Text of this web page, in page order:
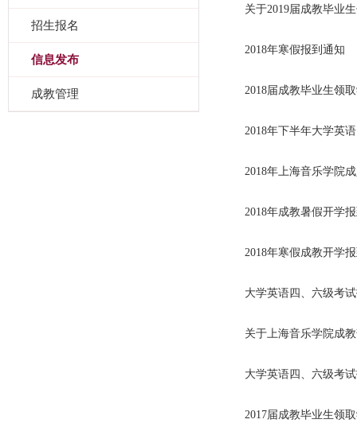
招生报名
信息发布
成教管理
关于2019届成教毕业
2018年寒假报到通知
2018届成教毕业生领
2018年下半年大学英
2018年上海音乐学院
2018年成教暑假开学
2018年寒假成教开学
大学英语四、六级考
关于上海音乐学院成
大学英语四、六级考
2017届成教毕业生领